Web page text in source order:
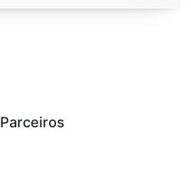
Parceiros